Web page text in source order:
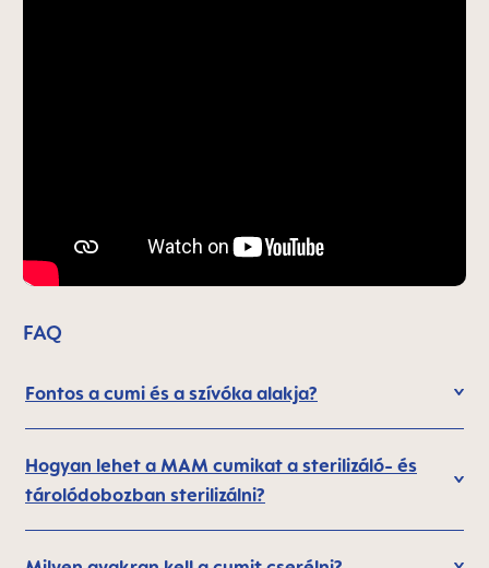
FAQ
Fontos a cumi és a szívóka alakja?
Hogyan lehet a MAM cumikat a sterilizáló- és
tárolódobozban sterilizálni?